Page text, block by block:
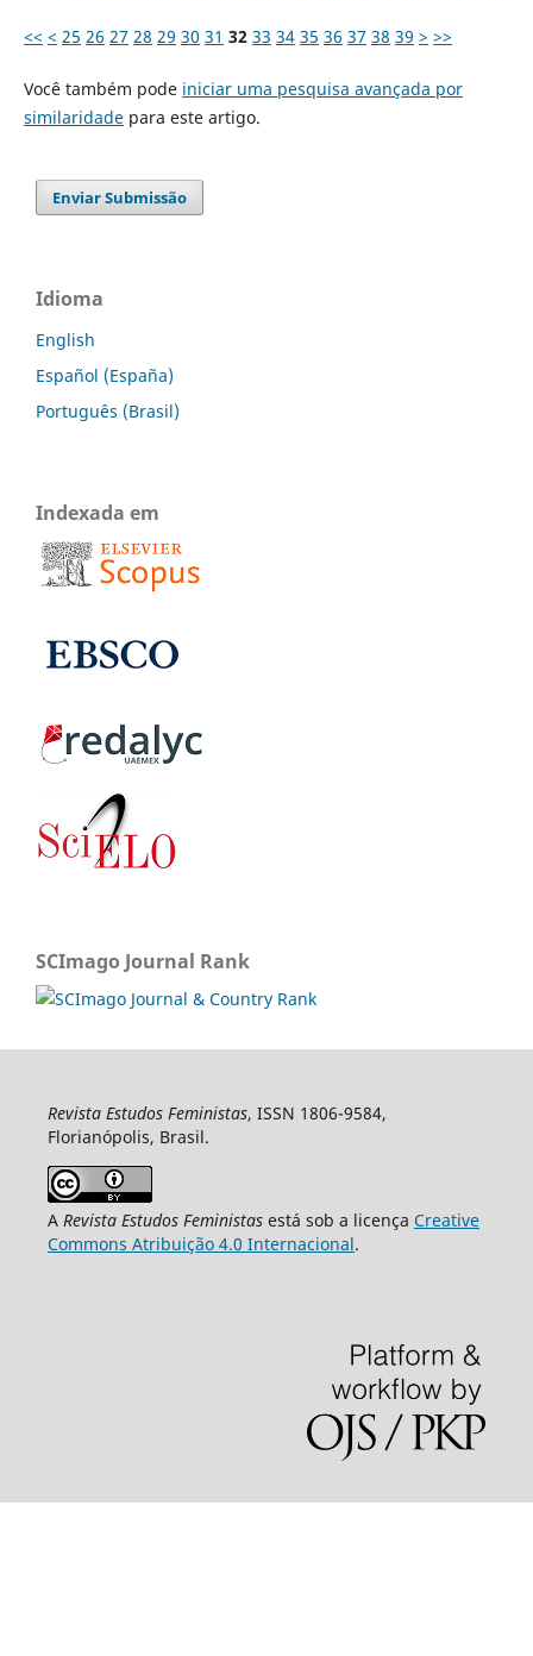
<< < 25 26 27 28 29 30 31 32 33 34 35 36 37 38 39 > >>
Você também pode iniciar uma pesquisa avançada por
similaridadepara este artigo.
Enviar Submissão
Idioma
English
Español (España)
Português (Brasil)
Indexada em
SCImago Journal Rank
Revista Estudos Feministas, ISSN 1806-9584,
Florianópolis, Brasil.
A Revista Estudos Feministasestá sob a licença Creative
Commons Atribuição 4.0 Internacional.